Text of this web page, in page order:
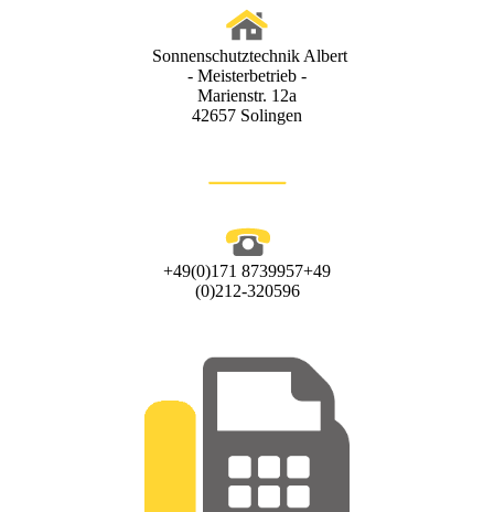
Sonnenschutztechnik Albert
- Meisterbetrieb -
Marienstr. 12a
42657 Solingen
+49(0)171 8739957+49
(0)212-320596